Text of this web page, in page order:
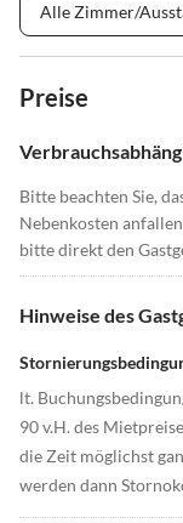
Alle Zimmer/
Preise
Bitte beachten Sie,
Nebenkosten
bitte direkt den
Hinweise des
lt.
90 v.H. des
die Zeit möglichst
werden dann